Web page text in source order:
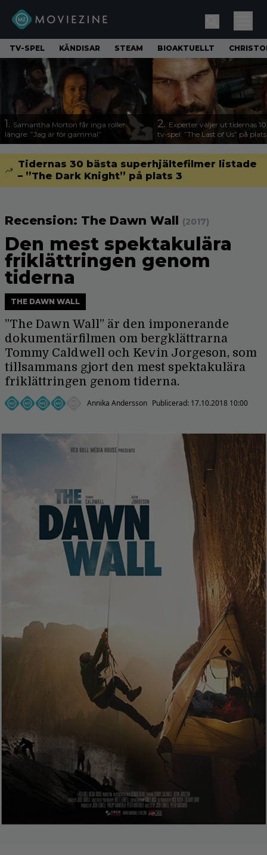
TV-SPEL KÄNDISAR STEAM BIOAKTUELLT
1. Samantha Morton får inga roller
längre: ”Jag är för gammal”
2. Experter väljer ut tidernas
tv-spel: ”The Last of Us” på
Tidernas 30 bästa superhjältefilmer listade
– ”The Dark Knight” på plats 3
Recension: The Dawn Wall (2017)
Den mest spektakulära
friklättringen genom
tiderna
THE DAWN WALL
”The Dawn Wall” är den imponerande
dokumentärfilmen om bergklättrarna
Tommy Caldwell och Kevin Jorgeson, som
tillsammans gjort den mest spektakulära
friklättringen genom tiderna.
Annika Andersson Publicerad: 17.10.2018 10:00